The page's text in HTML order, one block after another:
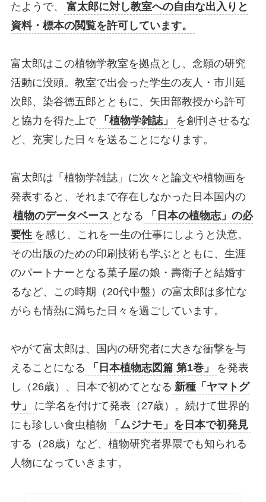
たようで、
富太郎に対し教室への自由な出入りと
資料・標本の閲覧を許可しています。
富太郎はこの植物学教室を拠点とし、念願の研究
活動に没頭。教室で出会った学生の友人・市川延
次郎、染谷徳五郎とともに、矢田部教授から許可
と協力を得た上で
「植物学雑誌」
を創刊させるな
ど、充実した日々を送ることになります。
富太郎は「植物学雑誌」に次々と論文や植物画を
発表すると、それまで存在しなかった日本国内の
植物のデータベース となる
「日本の植物志」の必
要性 を感じ、これを一生の仕事にしようと決意。
その出版のための印刷技術も学ぶとともに、生涯
のパートナーとなる菓子屋の娘・壽衛子と結婚す
るなど、この時期（20代中盤）の富太郎は多忙な
がらも情熱に満ちた日々を過ごしています。
やがて富太郎は、国内の研究者に大きな衝撃を与
えることになる
「日本植物志図篇 第1巻」
を発表
し（26歳）、日本で初めてとなる 新種「ヤマトグ
サ」
に学名を付けて発表（27歳）。続けて世界的
にも珍しい食虫植物
「ムジナモ」を日本で初発見
する（28歳）など、植物研究者界隈でも知られる
人物になっていきます。